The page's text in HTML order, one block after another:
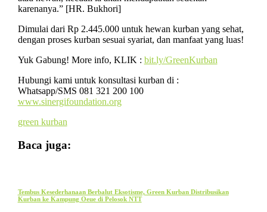
karenanya.” [HR. Bukhori]
Dimulai dari Rp 2.445.000 untuk hewan kurban yang sehat,
dengan proses kurban sesuai syariat, dan manfaat yang luas!
Yuk Gabung! More info, KLIK : bit.ly/GreenKurban
Hubungi kami untuk konsultasi kurban di :
Whatsapp/SMS 081 321 200 100
www.sinergifoundation.org
green kurban
Baca juga:
Tembus Kesederhanaan Berbalut Eksotisme, Green Kurban Distribusikan
Kurban ke Kampung Oeue di Pelosok NTT